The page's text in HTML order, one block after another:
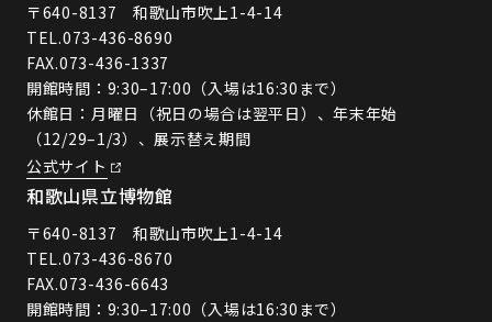
〒640-8137 和歌山市吹上1-4-14
TEL.073-436-8690
FAX.073-436-1337
開館時間：9:30–17:00（入場は16:30まで）
休館日：月曜日（祝日の場合は翌平日）、年末年始
（12/29–1/3）、展示替え期間
公式サイト
和歌山県立博物館
〒640-8137 和歌山市吹上1-4-14
TEL.073-436-8670
FAX.073-436-6643
開館時間：9:30–17:00（入場は16:30まで）